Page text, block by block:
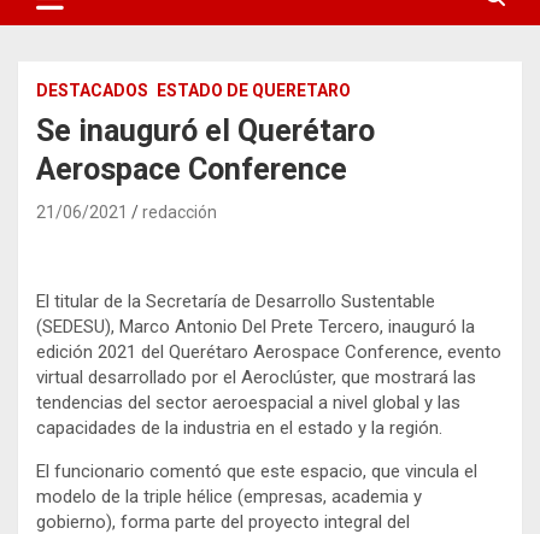
DESTACADOS ESTADO DE QUERETARO
Se inauguró el Querétaro
Aerospace Conference
21/06/2021 redacción
El titular de la Secretaría de Desarrollo Sustentable
(SEDESU), Marco Antonio Del Prete Tercero, inauguró la
edición 2021 del Querétaro Aerospace Conference, evento
virtual desarrollado por el Aeroclúster, que mostrará las
tendencias del sector aeroespacial a nivel global y las
capacidades de la industria en el estado y la región.
El funcionario comentó que este espacio, que vincula el
modelo de la triple hélice (empresas, academia y
gobierno), forma parte del proyecto integral del